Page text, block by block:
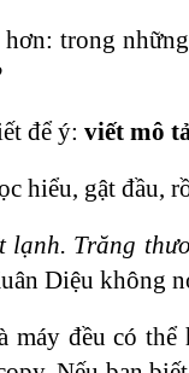
trong
để ý:viết mô
hiểu, gật đầu,
lạnh. Trăng
Diệu không
đều có